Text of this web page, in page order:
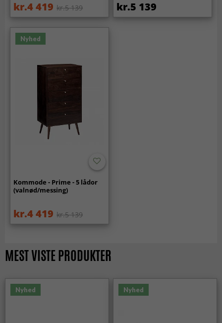
kr.4 419 kr.5 139 kr.5 139
Nyhed
Kommode - Prime - 5 lådor
(valnød/messing)
kr.4 419 kr.5 139
MEST VISTE PRODUKTER
Nyhed Nyhed